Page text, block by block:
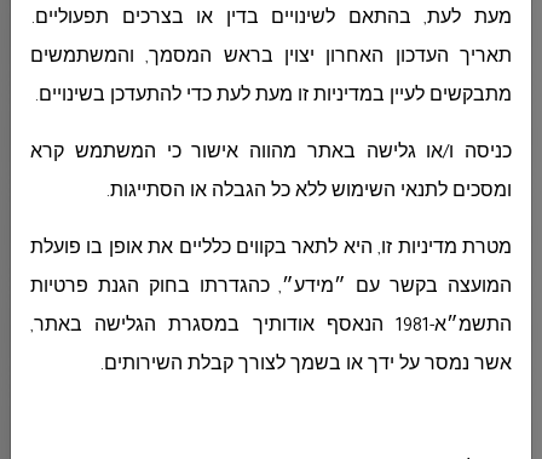
ديوان المدير العام
الهندسة
מעת לעת, בהתאם לשינויים בדין או בצרכים תפעוליים.
תאריך העדכון האחרון יצוין בראש המסמך, והמשתמשים
מתבקשים לעיין במדיניות זו מעת לעת כדי להתעדכן בשינויים.
כניסה ו/או גלישה באתר מהווה אישור כי המשתמש קרא
ומסכים לתנאי השימוש ללא כל הגבלה או הסתייגות.
מטרת מדיניות זו, היא לתאר בקווים כלליים את אופן בו פועלת
המועצה בקשר עם ״מידע״, כהגדרתו בחוק הגנת פרטיות
התשמ״א-1981 הנאסף אודותיך במסגרת הגלישה באתר,
אשר נמסר על ידך או בשמך לצורך קבלת השירותים.